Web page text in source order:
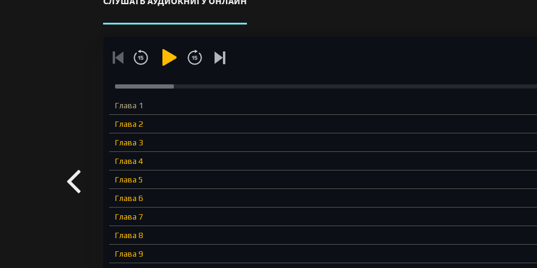
Глава 1
Глава 2
Глава 3
Глава 4
Глава 5
Глава 6
Глава 7
Глава 8
Глава 9